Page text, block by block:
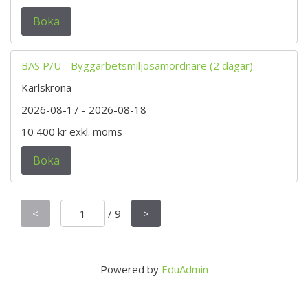
Boka
BAS P/U - Byggarbetsmiljösamordnare (2 dagar)
Karlskrona
2026-08-17 - 2026-08-18
10 400 kr exkl. moms
Boka
< / 9 >
Powered by EduAdmin